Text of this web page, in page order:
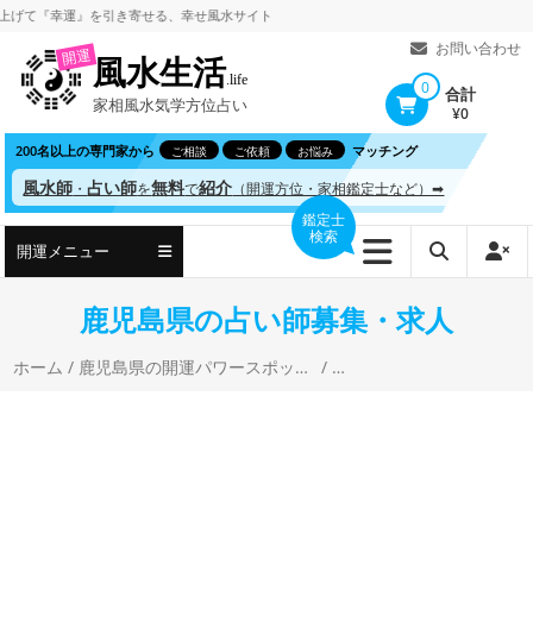
コ
ツ
へ
ス
ッ
『幸運』を引き寄せる、幸せ風水サイト
お問い合わせ
開運風水生活.life
家相風水気学方位占い
0 合計
¥0
200名以上の専門家から ご相談 ご依頼 お悩み マッチング
風水師 ・占い師を無料で紹介 （開運方位・家相鑑定士など）➡
開運メニュー
鑑定士
検索
鹿児島県の占い師募集・求人
ホーム / 鹿児島県の開運パワースポットと風水・開運占い /